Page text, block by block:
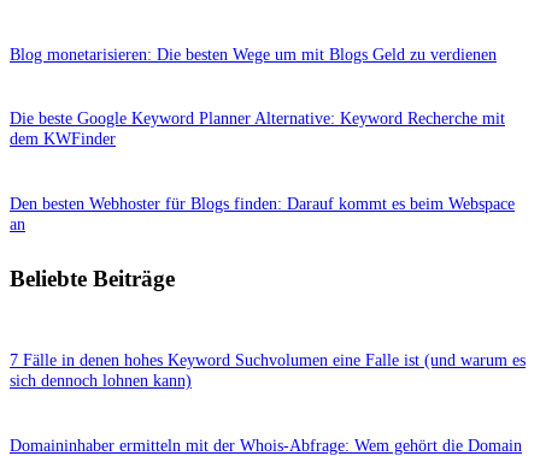
Blog monetarisieren: Die besten Wege um mit Blogs Geld zu verdienen
Die beste Google Keyword Planner Alternative: Keyword Recherche mit
dem KWFinder
Den besten Webhoster für Blogs finden: Darauf kommt es beim Webspace
an
Beliebte Beiträge
7 Fälle in denen hohes Keyword Suchvolumen eine Falle ist (und warum es
sich dennoch lohnen kann)
Domaininhaber ermitteln mit der Whois-Abfrage: Wem gehört die Domain